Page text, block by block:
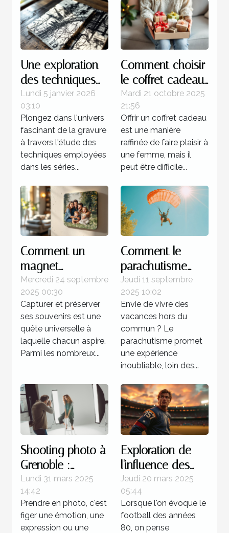
Une exploration
des techniques
de gravure
utilisées dans les
séries célèbres de
Picasso
Lundi 5 janvier 2026
03:10
Plongez dans l'univers
fascinant de la gravure
à travers l'étude des
techniques employées
dans les séries...
Comment choisir
le coffret cadeau
idéal pour
chaque type de
femme ?
Mardi 21 octobre 2025
21:56
Offrir un coffret cadeau
est une manière
raffinée de faire plaisir à
une femme, mais il
peut être difficile...
Comment un
magnet
personnalisé peut
capturer vos
souvenirs
uniques ?
Mercredi 24 septembre
2025 00:30
Capturer et préserver
ses souvenirs est une
quête universelle à
laquelle chacun aspire.
Parmi les nombreux...
Comment le
parachutisme
peut transformer
votre perception
des vacances ?
Jeudi 11 septembre
2025 10:02
Envie de vivre des
vacances hors du
commun ? Le
parachutisme promet
une expérience
inoubliable, loin des...
Shooting photo à
Grenoble :
immortalisez vos
moments avec
un professionnel
Lundi 31 mars 2025
14:42
Prendre en photo, c'est
figer une émotion, une
expression ou une
Exploration de
l'influence des
stratégies
offensives dans
le football des
années 80
Jeudi 20 mars 2025
05:44
Lorsque l'on évoque le
football des années
80, on pense